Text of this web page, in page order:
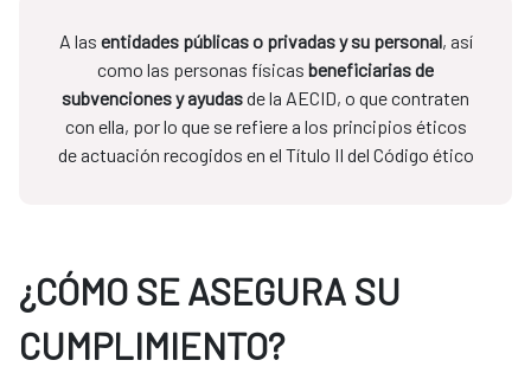
A las entidades públicas o privadas y su personal, así
como las personas físicas beneficiarias de
subvenciones y ayudasde la AECID, o que contraten
con ella, por lo que se refiere a los principios éticos
de actuación recogidos en el Título II del Código ético
¿CÓMO SE ASEGURA SU
CUMPLIMIENTO?